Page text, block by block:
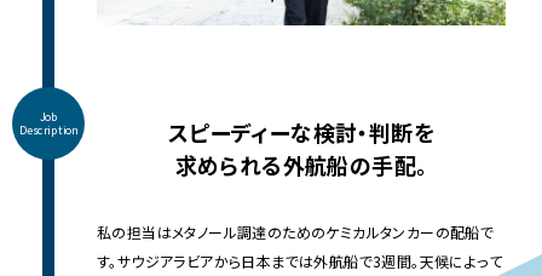
Job
Description
スピーディーな検討・判断を
求められる外航船の手配。
私の担当はメタノール調達のためのケミカルタンカーの配船で
す。サウジアラビアから日本までは外航船で3週間。天候によって